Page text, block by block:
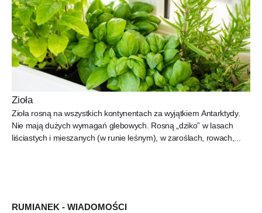
Zioła
Zioła rosną na wszystkich kontynentach za wyjątkiem Antarktydy.
Nie mają dużych wymagań glebowych. Rosną „dziko” w lasach
liściastych i mieszanych (w runie leśnym), w zaroślach, rowach,...
RUMIANEK - WIADOMOŚCI